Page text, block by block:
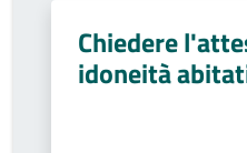
Chiedere
idoneità